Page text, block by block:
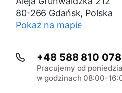
80-266 Gdańsk, Polska
Pokaż na mapie
+48 588 810 078
Pracujemy od
w godzinach 08:00-